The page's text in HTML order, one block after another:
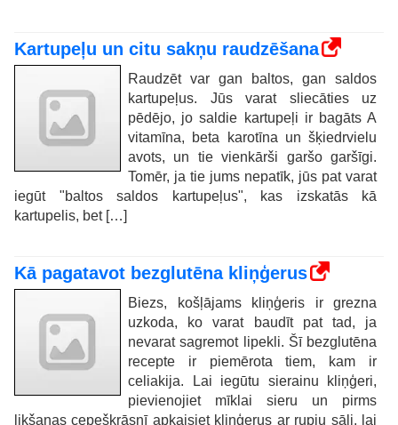
Kartupeļu un citu sakņu raudzēšana
Raudzēt var gan baltos, gan saldos
kartupeļus. Jūs varat sliecāties uz
pēdējo, jo saldie kartupeļi ir bagāts A
vitamīna, beta karotīna un šķiedrvielu
avots, un tie vienkārši garšo garšīgi.
Tomēr, ja tie jums nepatīk, jūs pat varat
iegūt "baltos saldos kartupeļus", kas izskatās kā
kartupelis, bet […]
Kā pagatavot bezglutēna kliņģerus
Biezs, košļājams kliņģeris ir grezna
uzkoda, ko varat baudīt pat tad, ja
nevarat sagremot lipekli. Šī bezglutēna
recepte ir piemērota tiem, kam ir
celiakija. Lai iegūtu sierainu kliņģeri,
pievienojiet mīklai sieru un pirms
likšanas cepeškrāsnī apkaisiet kliņģerus ar rupju sāli, lai